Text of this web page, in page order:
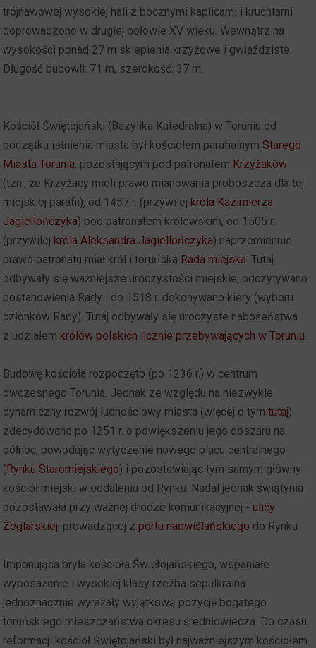
trójnawowej wysokiej hali z bocznymi kaplicami i kruchtami
doprowadzono w drugiej połowie XV wieku. Wewnątrz na
wysokości ponad 27 m sklepienia krzyżowe i gwiaździste.
Długość budowli: 71 m, szerokość: 37 m.
Kościół Świętojański (Bazylika Katedralna) w Toruniu od
początku istnienia miasta był kościołem parafialnym Starego
Miasta Torunia, pozostającym pod patronatem Krzyżaków
(tzn., że Krzyżacy mieli prawo mianowania proboszcza dla tej
miejskiej parafii), od 1457 r. (przywilej króla Kazimierza
Jagiellończyka) pod patronatem królewskim, od 1505 r.
(przywilej króla Aleksandra Jagiellończyka) naprzemiennie
prawo patronatu miał król i toruńska Rada miejska . Tutaj
odbywały się ważniejsze uroczystości miejskie, odczytywano
postanowienia Rady i do 1518 r. dokonywano kiery (wyboru
członków Rady). Tutaj odbywały się uroczyste nabożeństwa
z udziałem królów polskich licznie przebywających w Toruniu
Budowę kościoła rozpoczęto (po 1236 r.) w centrum
ówczesnego Torunia. Jednak ze względu na niezwykle
dynamiczny rozwój ludnościowy miasta (więcej o tym tutaj)
zdecydowano po 1251 r. o powiększeniu jego obszaru na
północ, powodując wytyczenie nowego placu centralnego
(Rynku Staromiejskiego) i pozostawiając tym samym główny
kościół miejski w oddaleniu od Rynku. Nadal jednak świątynia
pozostawała przy ważnej drodze komunikacyjnej - ulicy
Żeglarskiej, prowadzącej z portu nadwiślańskiego do Rynku.
Imponująca bryła kościoła Świętojańskiego, wspaniałe
wyposażenie i wysokiej klasy rzeźba sepulkralna
jednoznacznie wyrażały wyjątkową pozycję bogatego
toruńskiego mieszczaństwa okresu średniowiecza. Do czasu
reformacji kościół Świętojański był najważniejszym kościołem